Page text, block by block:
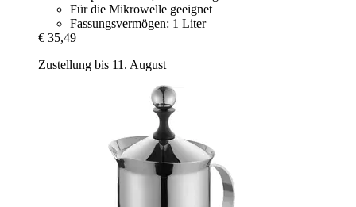
Für die Mikrowelle geeignet
Fassungsvermögen: 1 Liter
€ 35,49
Zustellung bis 11. August